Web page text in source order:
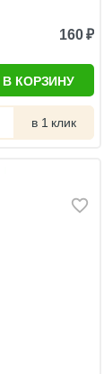
160₽
В КОРЗИНУ
в 1 клик